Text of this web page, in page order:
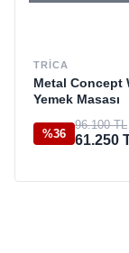
TRICA
Metal Concept
Yemek Masası
%36
96.100 TL
61.250